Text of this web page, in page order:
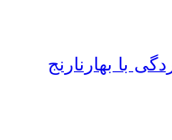
با بهارنارنج